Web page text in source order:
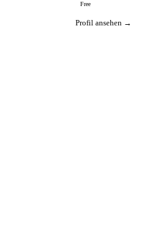
Free
Profil ansehen →